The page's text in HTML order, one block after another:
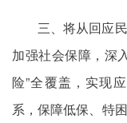
三、将从回应
加强社会保障，深
险”全覆盖，实现
系，保障低保、特